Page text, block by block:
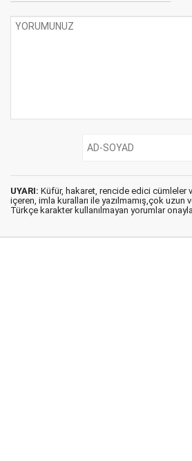
UYARI: Küfür, hakaret, rencide edici cümleler
içeren, imla kuralları ile yazılmamış,çok uzun
Türkçe karakter kullanılmayan yorumlar